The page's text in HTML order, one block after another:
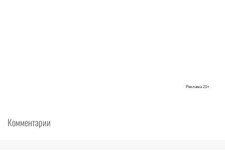
Реклама 21+
Комментарии